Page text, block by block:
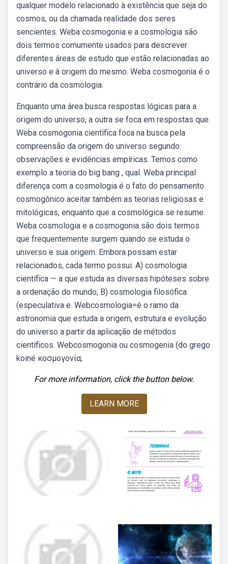
qualquer modelo relacionado à existência que seja do
cosmos, ou da chamada realidade dos seres
sencientes. Weba cosmogonia e a cosmologia são
dois termos comumente usados para descrever
diferentes áreas de estudo que estão relacionadas ao
universo e à origem do mesmo. Weba cosmogonia é o
contrário da cosmologia.
Enquanto uma área busca respostas lógicas para a
origem do universo, a outra se foca em respostas que.
Weba cosmogonia científica foca na busca pela
compreensão da origem do universo segundo
observações e evidências empíricas. Temos como
exemplo a teoria do big bang , qual. Weba principal
diferença com a cosmologia é o fato do pensamento
cosmogônico aceitar também as teorias religiosas e
mitológicas, enquanto que a cosmológica se resume.
Weba cosmologia e a cosmogonia são dois termos
que frequentemente surgem quando se estuda o
universo e sua origem. Embora possam estar
relacionados, cada termo possui. A) cosmologia
científica — a que estuda as diversas hipóteses sobre
a ordenação do mundo; B) cosmologia filosófica
(especulativa e. Webcosmologia=é o ramo da
astronomia que estuda a origem, estrutura e evolução
do universo a partir da aplicação de métodos
científicos. Webcosmogonia ou cosmogenia (do grego
koiné κοσμογονία;
For more information, click the button below.
LEARN MORE